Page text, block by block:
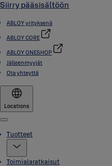
Siirry pääsisältöön
ABLOY yrityksenä
ABLOY CORE
ABLOY ONESHOP
Jälleenmyyjät
Ota yhteyttä
Locations
Menu
Tuotteet
Toimialaratkaisut